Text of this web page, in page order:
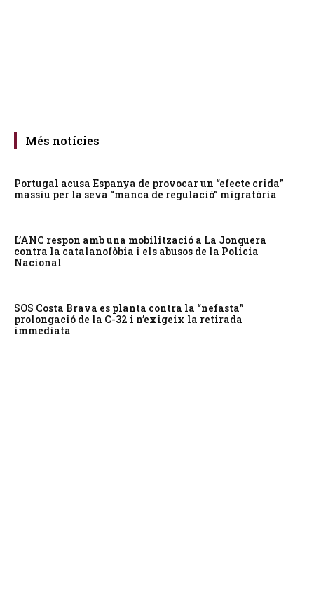
Més notícies
Portugal acusa Espanya de provocar un “efecte crida”
massiu per la seva “manca de regulació” migratòria
L’ANC respon amb una mobilització a La Jonquera
contra la catalanofòbia i els abusos de la Policia
Nacional
SOS Costa Brava es planta contra la “nefasta”
prolongació de la C-32 i n’exigeix la retirada
immediata